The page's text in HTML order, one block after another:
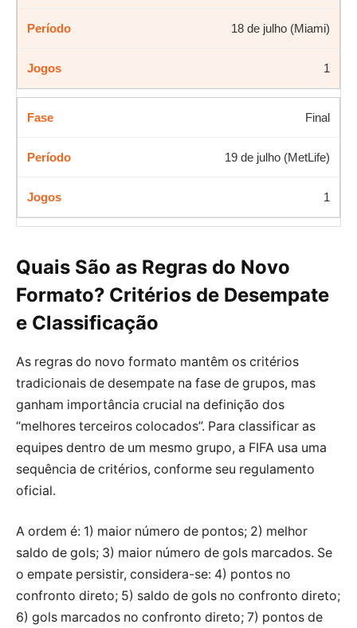
18 de julho (Miami)
1
Final
19 de julho (MetLife)
1
Quais São as Regras do Novo
Formato? Critérios de Desempate
e Classificação
As regras do novo formato mantêm os critérios
tradicionais de desempate na fase de grupos, mas
ganham importância crucial na definição dos
“melhores terceiros colocados”. Para classificar as
equipes dentro de um mesmo grupo, a FIFA usa uma
sequência de critérios, conforme seu regulamento
oficial.
A ordem é: 1) maior número de pontos; 2) melhor
saldo de gols; 3) maior número de gols marcados. Se
o empate persistir, considera-se: 4) pontos no
confronto direto; 5) saldo de gols no confronto direto;
6) gols marcados no confronto direto; 7) pontos de